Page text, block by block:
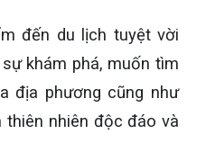
đến du lịch tuyệt vời
khám phá, muốn tìm
địa phương cũng như
nhiên độc đáo và